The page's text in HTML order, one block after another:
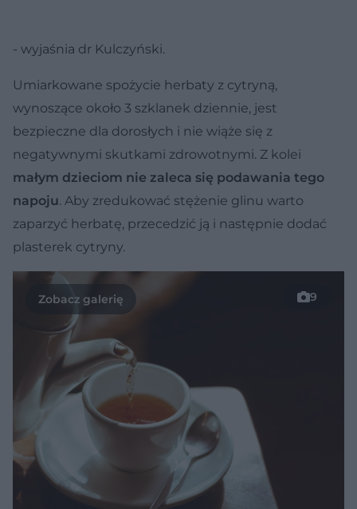
- wyjaśnia dr Kulczyński.
Umiarkowane spożycie herbaty z cytryną,
wynoszące około 3 szklanek dziennie, jest
bezpieczne dla dorosłych i nie wiąże się z
negatywnymi skutkami zdrowotnymi. Z kolei
małym dzieciom nie zaleca się podawania tego
napoju. Aby zredukować stężenie glinu warto
zaparzyć herbatę, przecedzić ją i następnie dodać
plasterek cytryny.
9